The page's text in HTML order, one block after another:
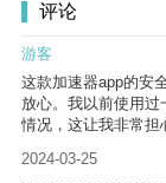
评论
游客
这款加速器app的安
放心。我以前使用过
情况，这让我非常担
2024-03-25